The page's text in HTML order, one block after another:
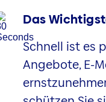
Das
Schnell ist es
Angebote, E-